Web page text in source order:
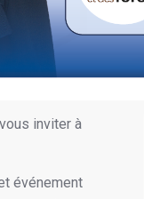
inviter à
événement